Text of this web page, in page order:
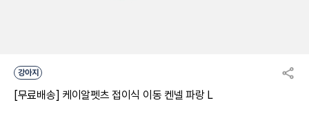
강아지
[무료배송] 케이알펫츠 접이식 이동 켄넬 파랑 L